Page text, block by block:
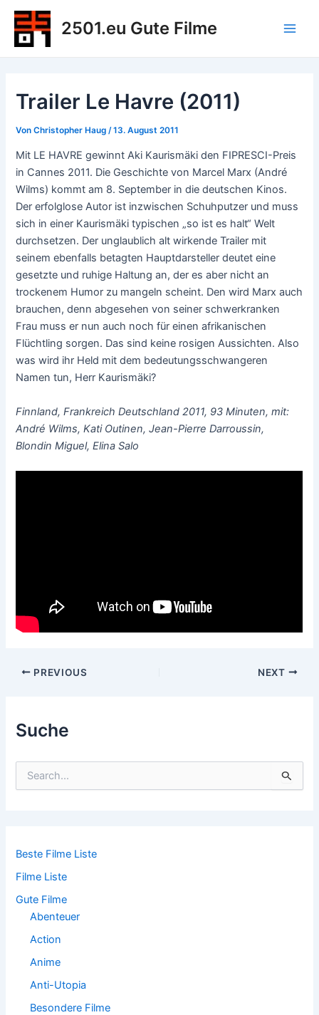
Zum
Inhalt
springen
2501.eu Gute Filme
Suche
n
c
h
Beste Filme Liste
Filme Liste
Gute Filme
Abenteuer
Action
Anime
Anti-Utopia
Besondere Filme
Trailer Le Havre (2011)
VonChristopher Haug/13. August 2011
Mit LE HAVRE gewinnt Aki Kaurismäki den FIPRESCI-Preis
in Cannes 2011. Die Geschichte von Marcel Marx (André
Wilms) kommt am 8. September in die deutschen Kinos.
Der erfolglose Autor ist inzwischen Schuhputzer und muss
sich in einer Kaurismäki typischen „so ist es halt“ Welt
durchsetzen. Der unglaublich alt wirkende Trailer mit
seinem ebenfalls betagten Hauptdarsteller deutet eine
gesetzte und ruhige Haltung an, der es aber nicht an
trockenem Humor zu mangeln scheint. Den wird Marx auch
brauchen, denn abgesehen von seiner schwerkranken
Frau muss er nun auch noch für einen afrikanischen
Flüchtling sorgen. Das sind keine rosigen Aussichten. Also
was wird ihr Held mit dem bedeutungsschwangeren
Namen tun, Herr Kaurismäki?
Finnland, Frankreich Deutschland 2011, 93 Minuten, mit:
André Wilms, Kati Outinen, Jean-Pierre Darroussin,
Blondin Miguel, Elina Salo
Post
PREVIOUS NEXT